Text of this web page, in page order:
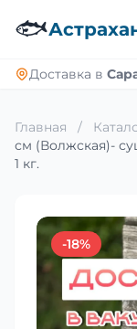
🐟
Доставка в
Главная /
см (Волжская)-
1 кг.
-18%